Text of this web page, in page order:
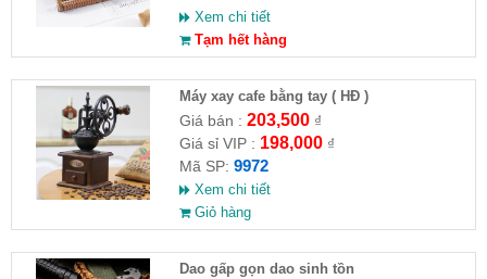
Xem chi tiết
Tạm hết hàng
Máy xay cafe bằng tay ( HĐ )
Giá bán : 203,500₫
Giá sỉ VIP : 198,000₫
Mã SP: 9972
Xem chi tiết
Giỏ hàng
Dao gấp gọn dao sinh tồn